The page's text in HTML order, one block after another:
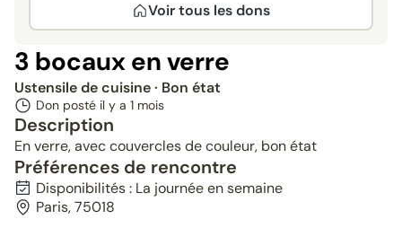
Voir tous les dons
3 bocaux en verre
Ustensile de cuisine· Bon état
Don posté il y a 1 mois
Description
En verre, avec couvercles de couleur, bon état
Préférences de rencontre
Disponibilités : La journée en semaine
Paris, 75018